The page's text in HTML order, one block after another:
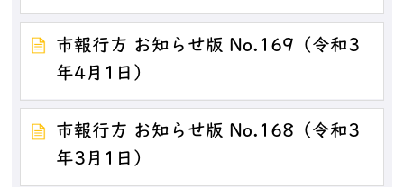
市報行方 お知らせ版 No.169（令和3
年4月1日）
市報行方 お知らせ版 No.168（令和3
年3月1日）